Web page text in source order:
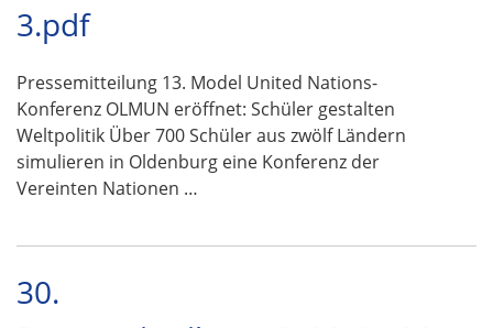
3.pdf
Pressemitteilung 13. Model United Nations-
Konferenz OLMUN eröffnet: Schüler gestalten
Weltpolitik Über 700 Schüler aus zwölf Ländern
simulieren in Oldenburg eine Konferenz der
Vereinten Nationen …
30.